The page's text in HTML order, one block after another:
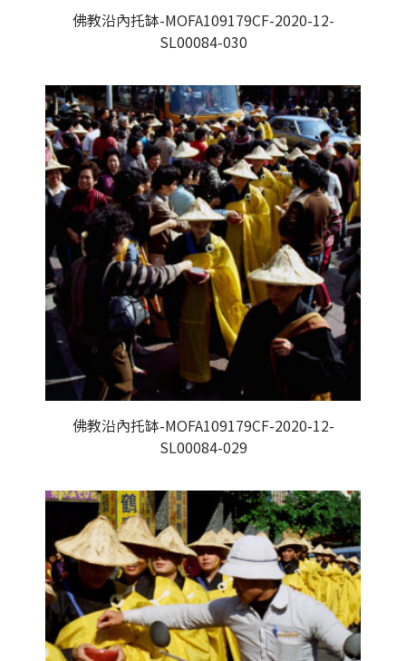
佛教沿內托缽-MOFA109179CF-2020-12-
SL00084-030
佛教沿內托缽-MOFA109179CF-2020-12-
SL00084-029